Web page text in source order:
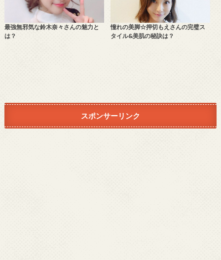
最強無邪気な鈴木奈々さんの魅力と
は？
憧れの美脚☆押切もえさんの完璧ス
タイル&美肌の秘訣は？
スポンサーリンク